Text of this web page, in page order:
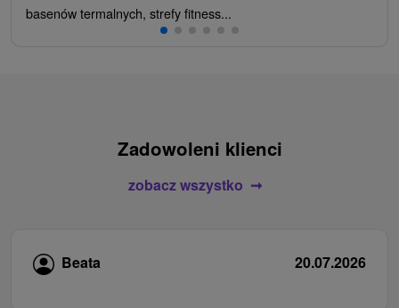
basenów termalnych, strefy fitness...
Zadowoleni klienci
zobacz wszystko
Beata 20.07.2026